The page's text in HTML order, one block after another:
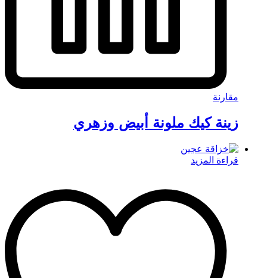
مقارنة
زينة كيك ملونة أبيض وزهري
قراءة المزيد